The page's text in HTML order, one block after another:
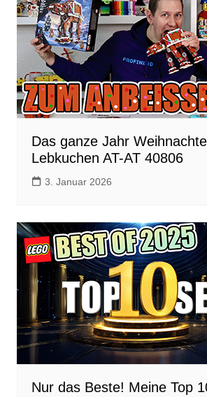
Das ganze Jahr
Lebkuchen AT-AT 40806
3. Januar 2026
Nur das Beste! Meine Top